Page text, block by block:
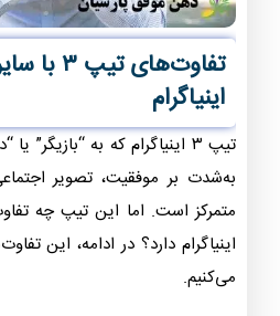
تفاوت‌های
اینیاگرام
تیپ ۳ اینیاگرام که به
به‌شدت بر موفقیت، تصویر
متمرکز است. اما این تیپ چه
اینیاگرام دارد؟ در ادامه، این
می‌کنیم.